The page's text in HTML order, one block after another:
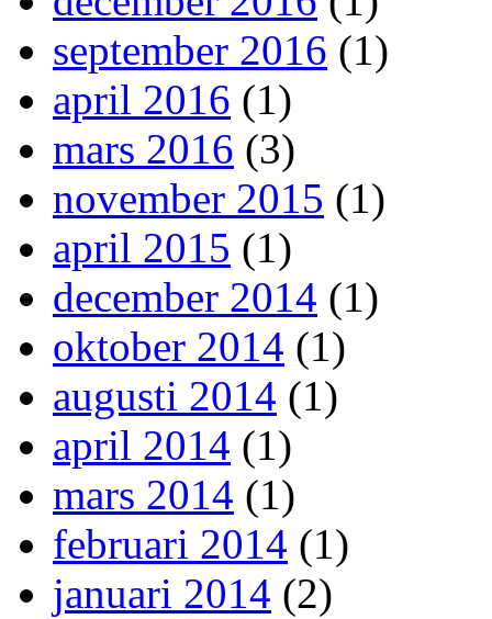
september 2016 (1)
april 2016 (1)
mars 2016 (3)
november 2015 (1)
april 2015 (1)
december 2014 (1)
oktober 2014 (1)
augusti 2014 (1)
april 2014 (1)
mars 2014 (1)
februari 2014 (1)
januari 2014 (2)